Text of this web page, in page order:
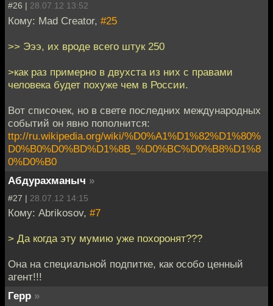
#26 | 28.07.12 13:52
Кому: Mad Creator, #25
>> Эээ, их вроде всего штук 250
>как раз примерно в двухста из них с правами
человека будет похуже чем в России.
Вот списочек, но в свете последних международных
событий он явно пополнится:
ttp://ru.wikipedia.org/wiki/%D0%A1%D1%82%D1%80%
D0%B0%D0%BD%D1%8B_%D0%BC%D0%B8%D1%8
0%D0%B0
Абдурахманыч »
#27 | 28.07.12 14:15
Кому: Abrikosov, #7
> Да когда эту мумию уже похоронят???
Она на специальной подпитке, как особо ценный
агент!!!
Герр »